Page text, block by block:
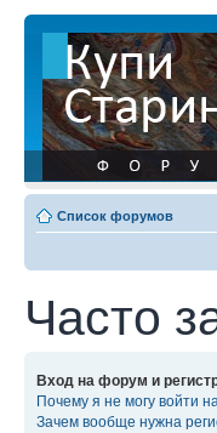
Список форумов
Часто
Вход на форум и
Почему я не могу войти
Зачем вообще нужна